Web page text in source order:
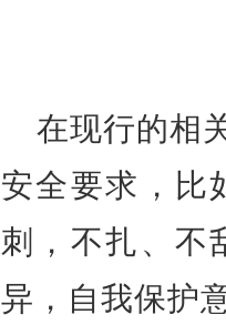
在现行的相
安全要求，比
刺，不扎、不
异，自我保护